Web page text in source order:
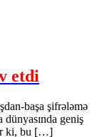
etdi
başa şifrələmə
dünyasında geniş
ki, bu […]